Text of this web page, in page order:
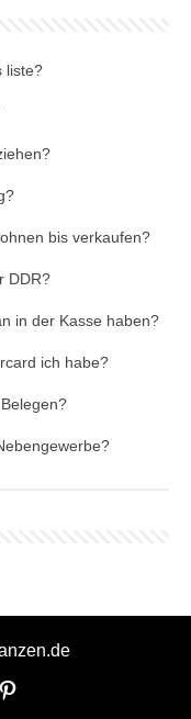
liste?
bis verkaufen?
DDR?
in der Kasse haben?
ich habe?